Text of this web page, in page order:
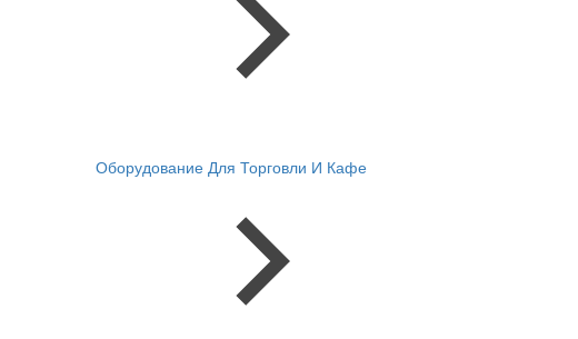
Оборудование Для Торговли И Кафе